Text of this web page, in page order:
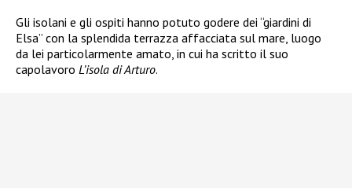
Gli isolani e gli ospiti hanno potuto godere dei “giardini di
Elsa” con la splendida terrazza affacciata sul mare, luogo
da lei particolarmente amato, in cui ha scritto il suo
capolavoro L’isola di Arturo.